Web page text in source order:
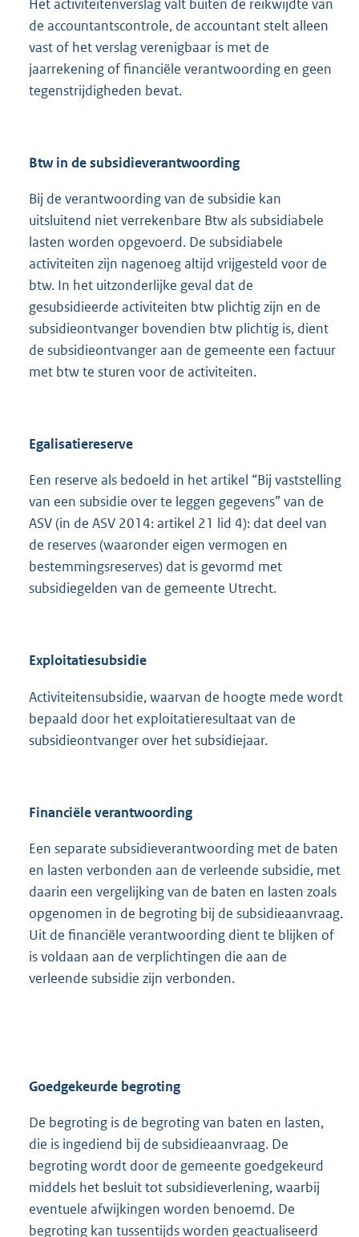
Het activiteitenverslag valt buiten de reikwijdte van
de accountantscontrole, de accountant stelt alleen
vast of het verslag verenigbaar is met de
jaarrekening of financiële verantwoording en geen
tegenstrijdigheden bevat.
Btw in de subsidieverantwoording
Bij de verantwoording van de subsidie kan
uitsluitend niet verrekenbare Btw als subsidiabele
lasten worden opgevoerd. De subsidiabele
activiteiten zijn nagenoeg altijd vrijgesteld voor de
btw. In het uitzonderlijke geval dat de
gesubsidieerde activiteiten btw plichtig zijn en de
subsidieontvanger bovendien btw plichtig is, dient
de subsidieontvanger aan de gemeente een factuur
met btw te sturen voor de activiteiten.
Egalisatiereserve
Een reserve als bedoeld in het artikel “Bij vaststelling
van een subsidie over te leggen gegevens” van de
ASV (in de ASV 2014: artikel 21 lid 4): dat deel van
de reserves (waaronder eigen vermogen en
bestemmingsreserves) dat is gevormd met
subsidiegelden van de gemeente Utrecht.
Exploitatiesubsidie
Activiteitensubsidie, waarvan de hoogte mede wordt
bepaald door het exploitatieresultaat van de
subsidieontvanger over het subsidiejaar.
Financiële verantwoording
Een separate subsidieverantwoording met de baten
en lasten verbonden aan de verleende subsidie, met
daarin een vergelijking van de baten en lasten zoals
opgenomen in de begroting bij de subsidieaanvraag.
Uit de financiële verantwoording dient te blijken of
is voldaan aan de verplichtingen die aan de
verleende subsidie zijn verbonden.
Goedgekeurde begroting
De begroting is de begroting van baten en lasten,
die is ingediend bij de subsidieaanvraag. De
begroting wordt door de gemeente goedgekeurd
middels het besluit tot subsidieverlening, waarbij
eventuele afwijkingen worden benoemd. De
begroting kan tussentijds worden geactualiseerd